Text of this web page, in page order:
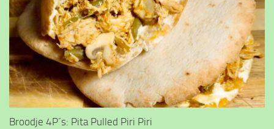
Broodje 4P´s: Pita Pulled Piri Piri